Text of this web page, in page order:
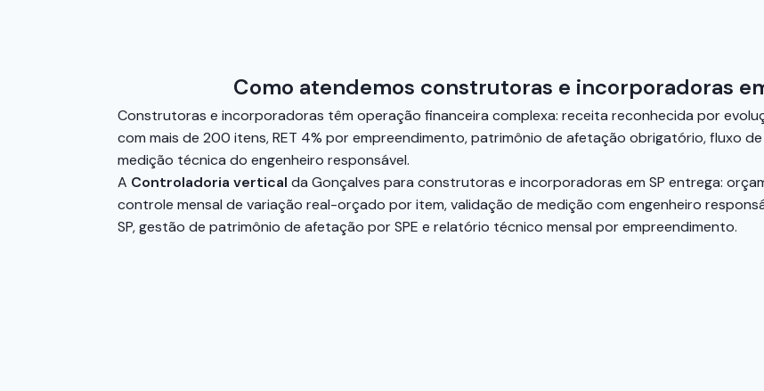
Como atendemos construtoras e incorporadoras
Construtoras e incorporadoras têm operação financeira complexa: receita reconhecida por
com mais de 200 itens, RET 4% por empreendimento, patrimônio de afetação obrigatório, fluxo
medição técnica do engenheiro responsável.
A Controladoria vertical da Gonçalves para construtoras e incorporadoras em SP entrega:
controle mensal de variação real-orçado por item, validação de medição com engenheiro
SP, gestão de patrimônio de afetação por SPE e relatório técnico mensal por empreendimento.